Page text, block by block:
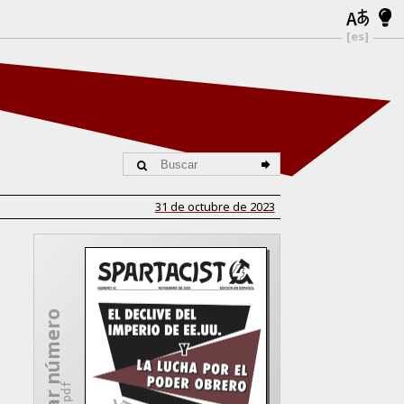
[es]
31 de octubre de 2023